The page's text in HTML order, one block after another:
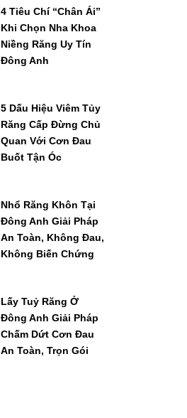
4 Tiêu Chí “Chân Ái”
Khi Chọn Nha Khoa
Niềng Răng Uy Tín
Đông Anh
5 Dấu Hiệu Viêm Tủy
Răng Cấp Đừng Chủ
Quan Với Cơn Đau
Buốt Tận Óc
Nhổ Răng Khôn Tại
Đông Anh Giải Pháp
An Toàn, Không Đau,
Không Biến Chứng
Lấy Tuỷ Răng Ở
Đông Anh Giải Pháp
Chấm Dứt Cơn Đau
An Toàn, Trọn Gói